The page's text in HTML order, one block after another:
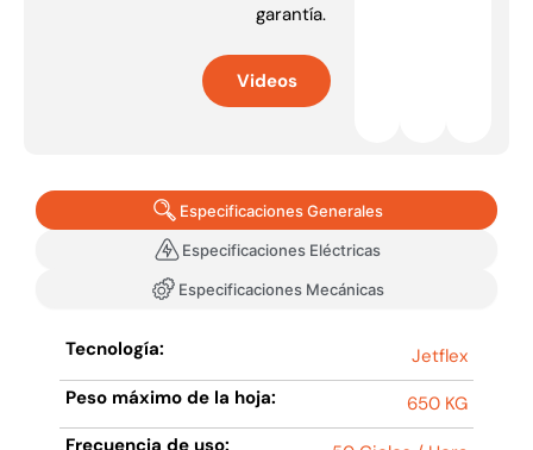
garantía.
Videos
Especificaciones Generales
Especificaciones Eléctricas
Especificaciones Mecánicas
Tecnología:
Jetflex
Peso máximo de la hoja:
650 KG